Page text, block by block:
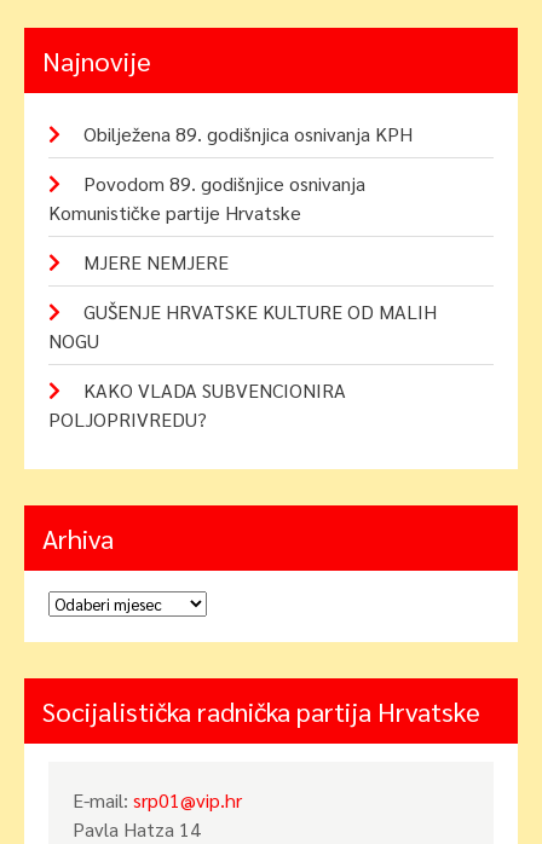
Najnovije
Obilježena 89. godišnjica osnivanja KPH
Povodom 89. godišnjice osnivanja
Komunističke partije Hrvatske
MJERE NEMJERE
GUŠENJE HRVATSKE KULTURE OD MALIH
NOGU
KAKO VLADA SUBVENCIONIRA
POLJOPRIVREDU?
Arhiva
Arhiva
Socijalistička radnička partija Hrvatske
E-mail: srp01@vip.hr
Pavla Hatza 14